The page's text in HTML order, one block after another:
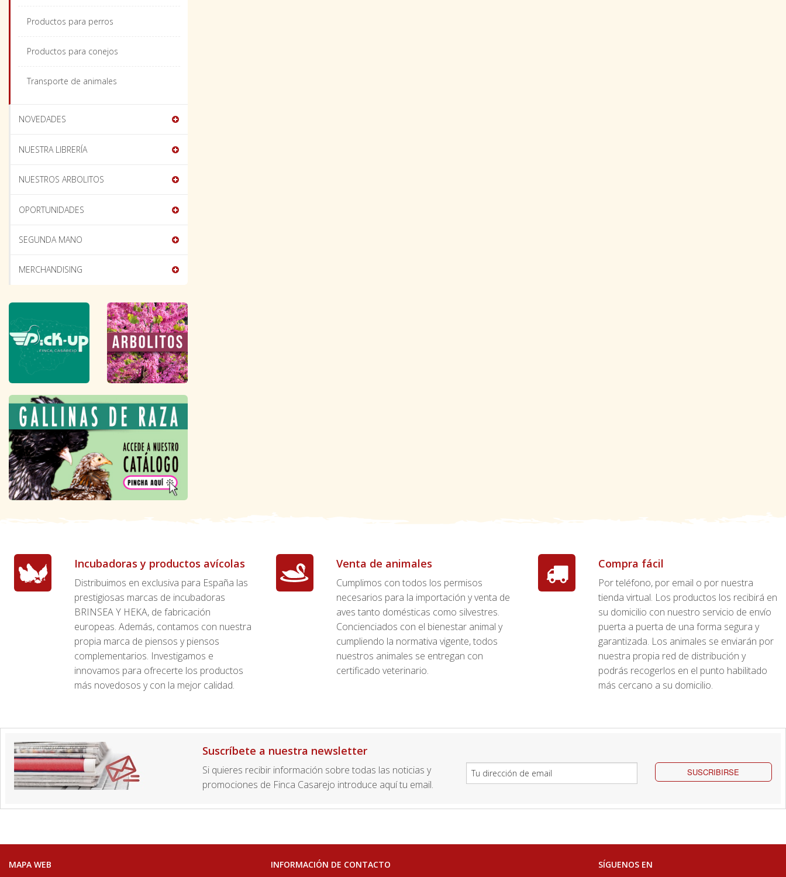
Productos para perros
Productos para conejos
Transporte de animales
NOVEDADES
NUESTRA LIBRERÍA
NUESTROS ARBOLITOS
OPORTUNIDADES
SEGUNDA MANO
MERCHANDISING
Incubadoras y productos avícolas
Distribuimos en exclusiva para España las
prestigiosas marcas de incubadoras
BRINSEA Y HEKA, de fabricación
europeas. Además, contamos con nuestra
propia marca de piensos y piensos
complementarios. Investigamos e
innovamos para ofrecerte los productos
más novedosos y con la mejor calidad.
Venta de animales
Cumplimos con todos los permisos
necesarios para la importación y venta de
aves tanto domésticas como silvestres.
Concienciados con el bienestar animal y
cumpliendo la normativa vigente, todos
nuestros animales se entregan con
certificado veterinario.
Compra fácil
Por teléfono, por email o por nuestra
tienda virtual. Los productos los recibirá en
su domicilio con nuestro servicio de envío
puerta a puerta de una forma segura y
garantizada. Los animales se enviarán por
nuestra propia red de distribución y
podrás recogerlos en el punto habilitado
más cercano a su domicilio.
Suscríbete a nuestra newsletter
Si quieres recibir información sobre todas las noticias y
promociones de Finca Casarejo introduce aquí tu email.
SUSCRIBIRSE
MAPA WEB INFORMACIÓN DE CONTACTO SÍGUENOS EN